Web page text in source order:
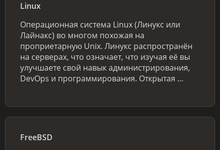
Linux
Операционная система Linux (Линукс или
Лайнакс) во многом похожая на
проприетарную Unix. Линукс распространён
на серверах, что означает, что изучая её вы
улучшаете свой навык администрирования,
DevOps и программирования. Открытая …
FreeBSD